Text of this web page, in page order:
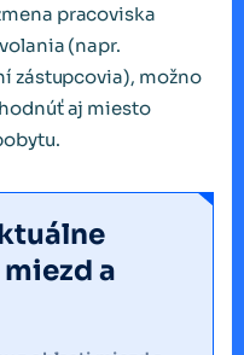
pracoviska
(napr.
zástupcovia), možno
aj miesto
a